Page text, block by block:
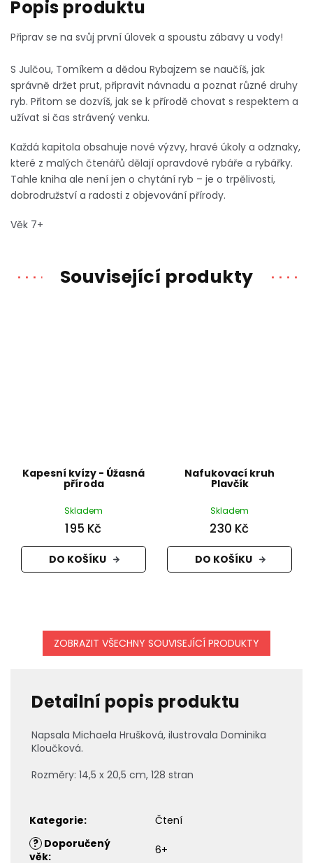
Připrav se na svůj první úlovek a spoustu zábavy u vody!
S Julčou, Tomíkem a dědou Rybajzem se naučíš, jak
správně držet prut, připravit návnadu a poznat různé druhy
ryb. Přitom se dozvíš, jak se k přírodě chovat s respektem a
užívat si čas strávený venku.
Každá kapitola obsahuje nové výzvy, hravé úkoly a odznaky,
které z malých čtenářů dělají opravdové rybáře a rybářky.
Tahle kniha ale není jen o chytání ryb – je o trpělivosti,
dobrodružství a radosti z objevování přírody.
Věk 7+
Související produkty
Kapesní kvízy - Úžasná
příroda
Skladem
195 Kč
DO KOŠÍKU
Nafukovací kruh
Plavčík
Skladem
230 Kč
DO KOŠÍKU
ZOBRAZIT VŠECHNY SOUVISEJÍCÍ PRODUKTY
Detailní popis produktu
Napsala Michaela Hrušková, ilustrovala Dominika
Kloučková.
Rozměry: 14,5 x 20,5 cm, 128 stran
Kategorie:
Čtení
? Doporučený
věk: 6+